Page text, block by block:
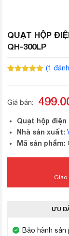
QUẠT HỘP
QH-300LP
(1
Giá bán:
Quạt hộp điện
Nhà sản xuất:
Mã sản phẩm:
Giao
ƯU
Bảo hành sản